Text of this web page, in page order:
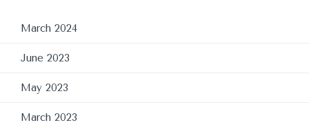
March 2024
June 2023
May 2023
March 2023